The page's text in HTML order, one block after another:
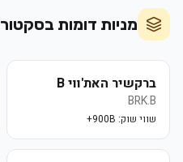
מניות דומות בסקטור
ברקשיר האת'ווי B
BRK.B
שווי שוק: 900B+